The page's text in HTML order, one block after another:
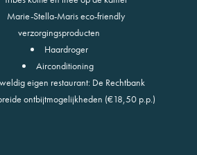
Marie-Stella-Maris eco-friendly
verzorgingsproducten
Haardroger
Airconditioning
eigen restaurant: De Rechtbank
ontbijtmogelijkheden (€18,50 p.p.)